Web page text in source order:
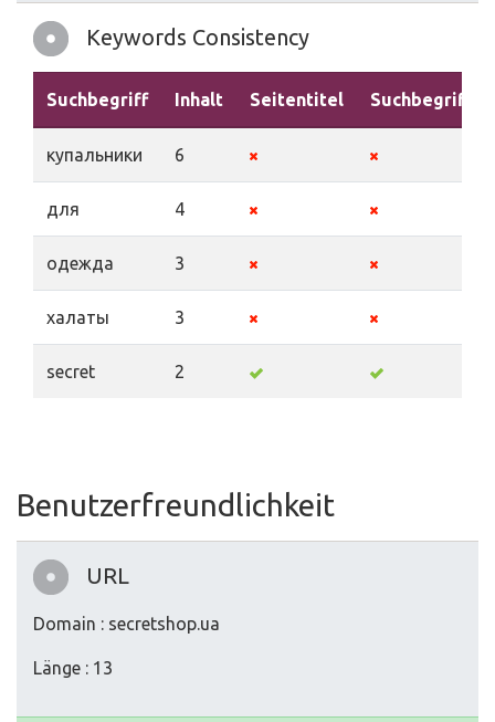
Keywords Consistency
Suchbegriff Inhalt Seitentitel Suchbegriffe
купальники 6
для 4
одежда 3
халаты 3
secret 2
Benutzerfreundlichkeit
URL
Domain : secretshop.ua
Länge : 13